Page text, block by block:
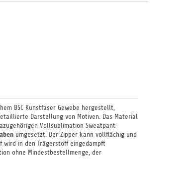
BSC Kunstfaser Gewebe hergestellt,
Darstellung von Motiven. Das Material
Vollsublimation Sweatpant
umgesetzt. Der Zipper kann vollflächig und
wird in den Trägerstoff eingedampft
ohne Mindestbestellmenge, der